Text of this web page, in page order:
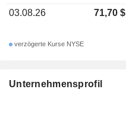
Unternehmensprofil
03.08.26
71,70 $
verzögerte Kurse NYSE